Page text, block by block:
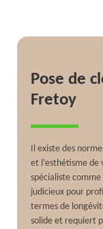
Pose de
Fretoy
Il existe des
et l’esthétisme de
spécialiste
judicieux pour
termes de
solide et requiert